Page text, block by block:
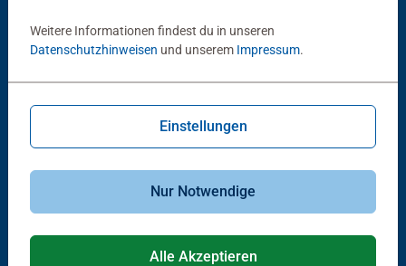
Andere Kunden mögen auch
Bastelbücher & Malbücher Bastelbücher & Malbücher
Weitere Informationen findest du in unseren
Datenschutzhinweisen und unserem Impressum.
Einstellungen
Nur Notwendige
Alle Akzeptieren